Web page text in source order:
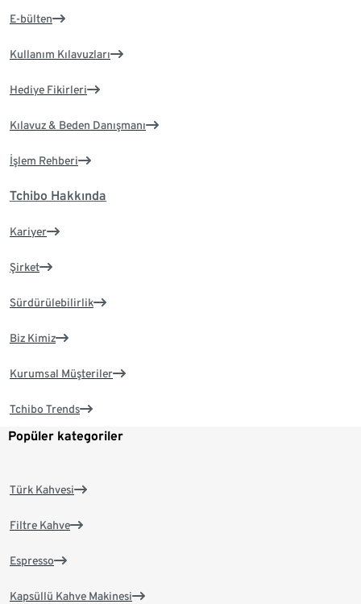
E-bülten
Kullanım Kılavuzları
Hediye Fikirleri
Kılavuz & Beden Danışmanı
İşlem Rehberi
Tchibo Hakkında
Kariyer
Şirket
Sürdürülebilirlik
Biz Kimiz
Kurumsal Müşteriler
Tchibo Trends
Popüler kategoriler
Türk Kahvesi
Filtre Kahve
Espresso
Kapsüllü Kahve Makinesi